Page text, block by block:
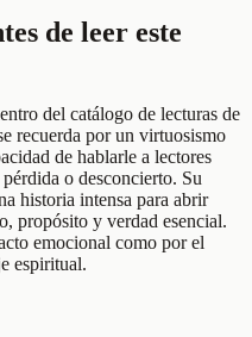
de leer este
del catálogo de lecturas de
recuerda por un virtuosismo
de hablarle a lectores
o desconcierto. Su
historia intensa para abrir
propósito y verdad esencial.
emocional como por el
espiritual.